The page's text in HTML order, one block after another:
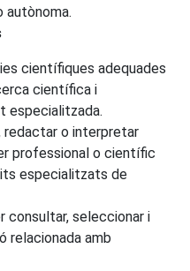
autònoma.
científiques adequades
científica i
especialitzada.
redactar o interpretar
professional o científic
especialitzats de
consultar, seleccionar i
relacionada amb